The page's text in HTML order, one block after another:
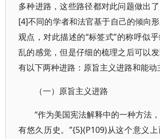
多种进路，这些路径都对此问题做出了
[4]不同的学者和法官基于自己的倾向
观点，对此描述的“标签式”的称呼似
乱的感觉，但是仔细的梳理之后可以
有以下两种进路：原旨主义进路和能动
（一）原旨主义进路
“作为美国宪法解释中的一种方法
有悠久历史。”{5}(P109)从这个意义